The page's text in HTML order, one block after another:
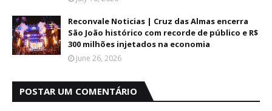
Reconvale Noticias | Cruz das Almas encerra
São João histórico com recorde de público e R$
300 milhões injetados na economia
June 26, 2026
POSTAR UM COMENTÁRIO